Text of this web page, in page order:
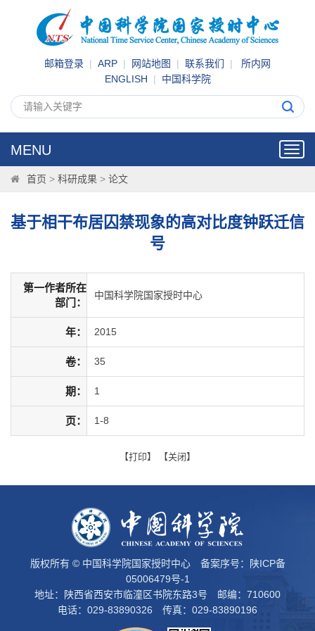
邮箱登录 | ARP | 网站地图 | 联系我们 | 所内网
ENGLISH | 中国科学院
MENU
首页 > 科研成果 > 论文
基于相干布居囚禁现象的高对比度钟跃迁信
号
第一作者所在
部门：
中国科学院国家授时中心
年： 2015
卷： 35
期： 1
页： 1-8
【打印】 【关闭 】
版权所有 © 中国科学院国家授时中心 备案序号：
陕ICP备
05006479号-1
地址：陕西省西安市临潼区书院东路3号 邮编：710600
电话：029-83890326 传真：029-83890196